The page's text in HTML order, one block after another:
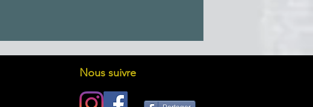
Nous suivre